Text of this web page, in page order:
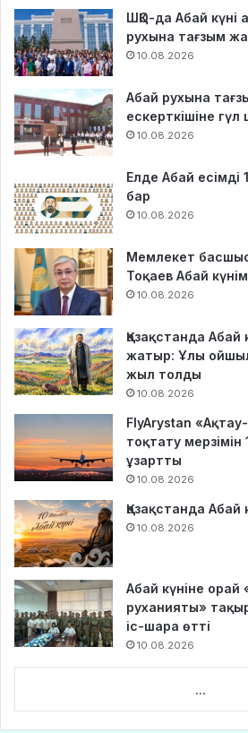
ШҚО-да Абай күні
рухына тағзым
10.08.2026
Абай рухына
ескерткішіне
10.08.2026
Елде Абай
бар
10.08.2026
Мемлекет
Тоқаев Абай
10.08.2026
Қазақстанда Абай
жатыр: Ұлы
жыл толды
10.08.2026
FlyArystan
тоқтату мерзімін
ұзартты
10.08.2026
Қазақстанда Абай
10.08.2026
Абай күніне орай
руханияты»
іс-шара өтті
10.08.2026
...